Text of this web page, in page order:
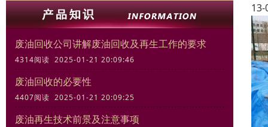
废油回收公司讲解废油回收及再生工作的要求
4314阅读 2025-01-21 20:09:46
废油回收的必要性
4407阅读 2025-01-21 20:09:25
废油再生技术前景及注意事项
13-